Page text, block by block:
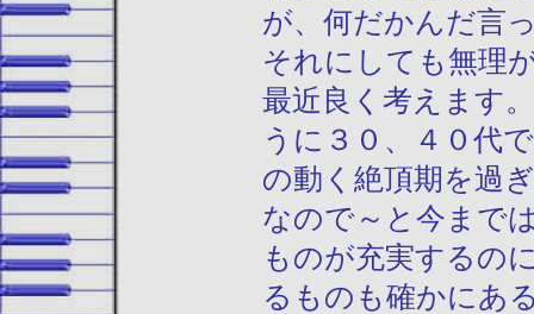
が、何だかんだ言
それにしても無理
最近良く考えます
うに３０、４０代
の動く絶頂期を過
なので～と今まで
ものが充実するの
るものも確かにあ